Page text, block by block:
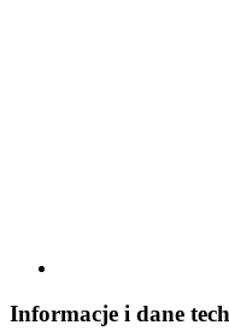
Informacje i dane